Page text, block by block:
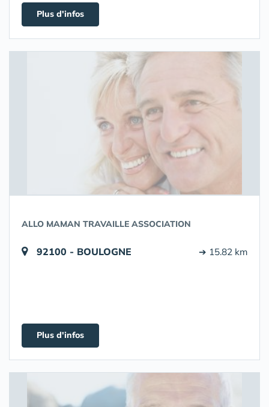
Plus d'infos
ALLO MAMAN TRAVAILLE ASSOCIATION
92100 - BOULOGNE ➔ 15.82 km
Plus d'infos